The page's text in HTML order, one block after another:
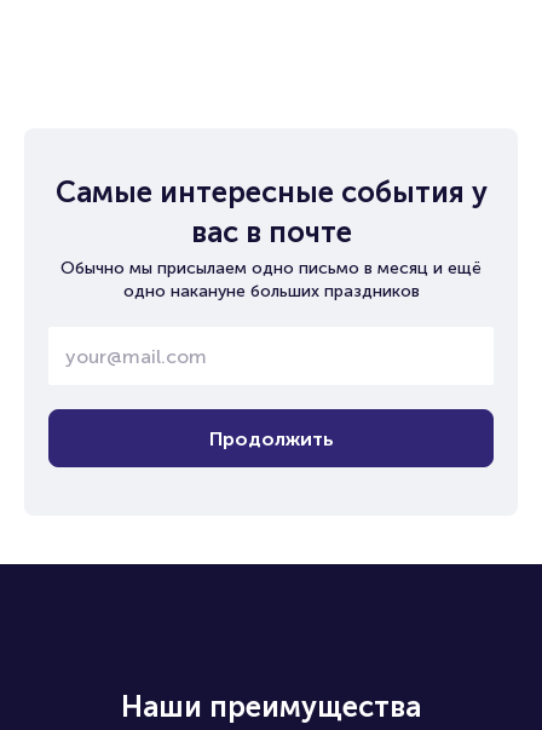
Самые интересные события у
вас в почте
Обычно мы присылаем одно письмо в месяц и ещё
одно накануне больших праздников
Продолжить
Наши преимущества